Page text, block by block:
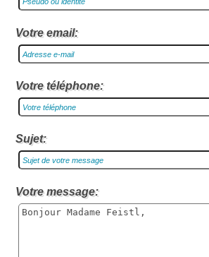
Votre email:
Votre téléphone:
Sujet:
Votre message: